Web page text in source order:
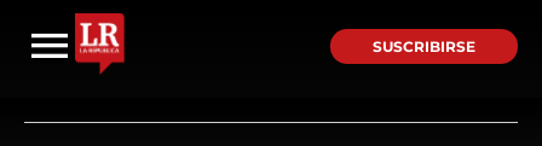
SUSCRIBIRSE